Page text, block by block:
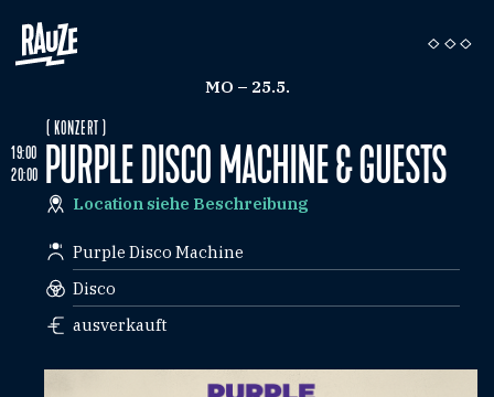
MO – 25.5.
19:00
20:00
( KONZERT )
PURPLE DISCO MACHINE & GUESTS
Location siehe Beschreibung
Purple Disco Machine
Disco
ausverkauft